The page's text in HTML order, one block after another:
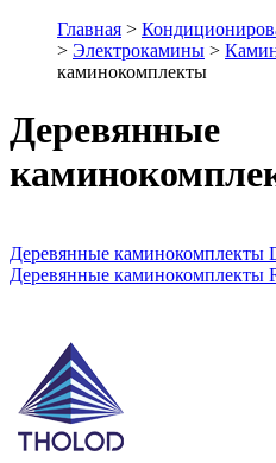
Главная >
> Электрокамины >
каминокомплекты
Деревянные
Деревянные каминокомплекты
Деревянные каминокомплекты